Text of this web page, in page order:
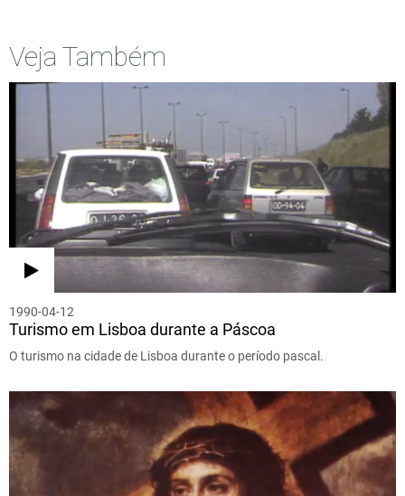
Veja Também
1990-04-12
Turismo em Lisboa durante a Páscoa
O turismo na cidade de Lisboa durante o período pascal.